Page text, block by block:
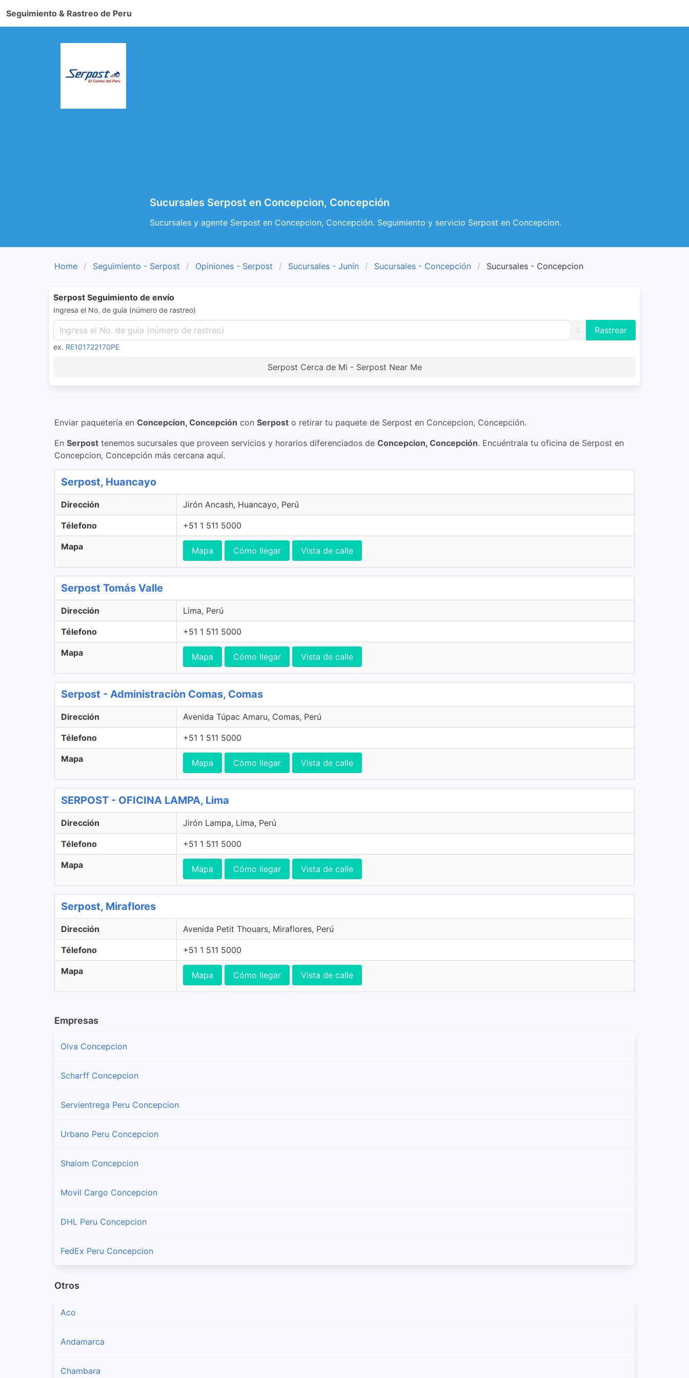
Seguimiento & Rastreo de Peru
Sucursales Serpost en Concepcion, Concepción
Sucursales y agente Serpost en Concepcion, Concepción. Seguimiento y servicio Serpost en Concepcion.
Home Seguimiento - Serpost Opiniones - Serpost Sucursales - Junín Sucursales - Concepción Sucursales - Concepcion
Serpost Seguimiento de envío
Ingresa el No. de guía (número de rastreo)
X
ex. RE101722170PE
Serpost Cerca de Mi - Serpost Near Me
Enviar paquetería en Concepcion, Concepción con Serpost o retirar tu paquete de Serpost en Concepcion, Concepción.
En Serpost tenemos sucursales que proveen servicios y horarios diferenciados de Concepcion, Concepción. Encuéntrala tu oficina de Serpost en
Concepcion, Concepción más cercana aquí.
Serpost, Huancayo
Dirección Jirón Ancash, Huancayo, Perú
Télefono +51 1 511 5000
Mapa Mapa Cómo llegar Vista de calle
Serpost Tomás Valle
Dirección Lima, Perú
Télefono +51 1 511 5000
Mapa Mapa Cómo llegar Vista de calle
Serpost - Administraciòn Comas, Comas
Dirección Avenida Túpac Amaru, Comas, Perú
Télefono +51 1 511 5000
Mapa Mapa Cómo llegar Vista de calle
SERPOST - OFICINA LAMPA, Lima
Dirección Jirón Lampa, Lima, Perú
Télefono +51 1 511 5000
Mapa Mapa Cómo llegar Vista de calle
Serpost, Miraflores
Dirección Avenida Petit Thouars, Miraflores, Perú
Télefono +51 1 511 5000
Mapa Mapa Cómo llegar Vista de calle
Empresas
Olva Concepcion
Scharff Concepcion
Servientrega Peru Concepcion
Urbano Peru Concepcion
Shalom Concepcion
Movil Cargo Concepcion
DHL Peru Concepcion
FedEx Peru Concepcion
Otros
Aco
Andamarca
Chambara